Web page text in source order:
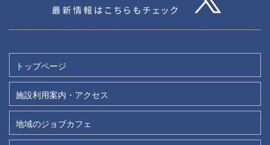
トップページ
施設利用案内・アクセス
地域のジョブカフェ